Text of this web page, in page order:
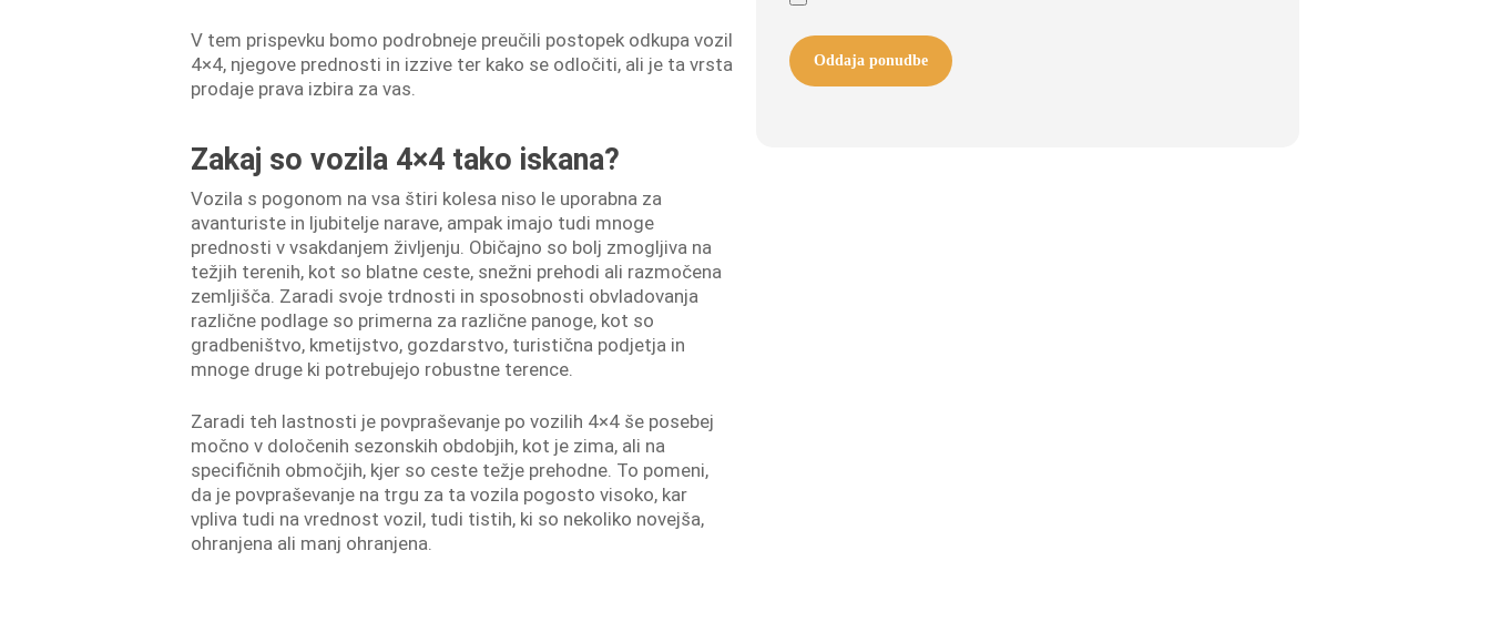
V tem prispevku bomo podrobneje preučili postopek odkupa vozil
4×4, njegove prednosti in izzive ter kako se odločiti, ali je ta vrsta
prodaje prava izbira za vas.
Zakaj so vozila 4×4 tako iskana?
Vozila s pogonom na vsa štiri kolesa niso le uporabna za
avanturiste in ljubitelje narave, ampak imajo tudi mnoge
prednosti v vsakdanjem življenju. Običajno so bolj zmogljiva na
težjih terenih, kot so blatne ceste, snežni prehodi ali razmočena
zemljišča. Zaradi svoje trdnosti in sposobnosti obvladovanja
različne podlage so primerna za različne panoge, kot so
gradbeništvo, kmetijstvo, gozdarstvo, turistična podjetja in
mnoge druge ki potrebujejo robustne terence.
Zaradi teh lastnosti je povpraševanje po vozilih 4×4 še posebej
močno v določenih sezonskih obdobjih, kot je zima, ali na
specifičnih območjih, kjer so ceste težje prehodne. To pomeni,
da je povpraševanje na trgu za ta vozila pogosto visoko, kar
vpliva tudi na vrednost vozil, tudi tistih, ki so nekoliko novejša,
ohranjena ali manj ohranjena.